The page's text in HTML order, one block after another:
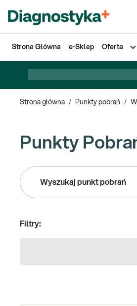
Strona Główna e-Sklep Oferta
Strona główna / Punkty pobrań /
Punkty
Filtry: